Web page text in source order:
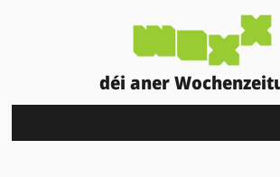
déi aner